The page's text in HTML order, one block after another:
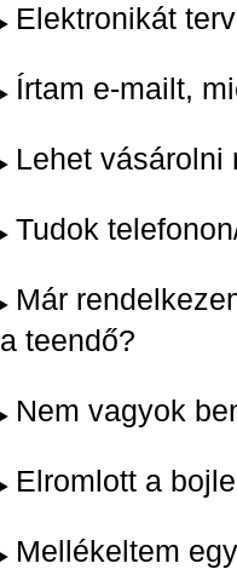
Elektronikát
Írtam e-mailt,
Lehet vásárolni
Tudok
Már
a teendő?
Nem vagyok
Elromlott a
Mellékeltem